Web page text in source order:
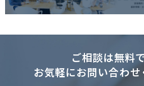
ご相談は無料
お気軽にお問い合わせ